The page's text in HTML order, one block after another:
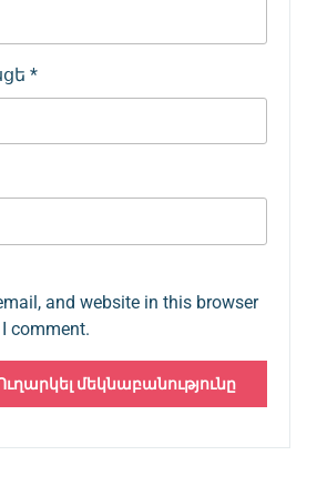
*
and website in this browser
comment.